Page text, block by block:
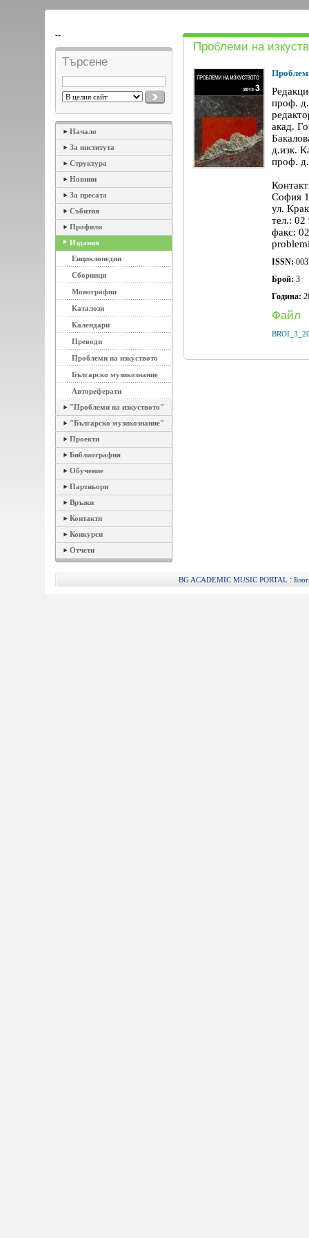
--
Търсене
Начало
За института
Структура
Новини
За пресата
Събития
Профили
Издания
Енциклопедии
Сборници
Монографии
Каталози
Календари
Преводи
Проблеми на изкуството
Българско музикознание
Автореферати
"Проблеми на изкуството"
"Българско музикознание"
Проекти
Библиография
Обучение
Партньори
Връзки
Контакти
Конкурси
Отчети
Проблеми на
проф.
акад.
д.изк.
проф.
София
ул.
тел.:
факс:
ISSN:
Брой: 3
Година:
Файл
BG ACADEMIC MUSIC PORTAL : Блог